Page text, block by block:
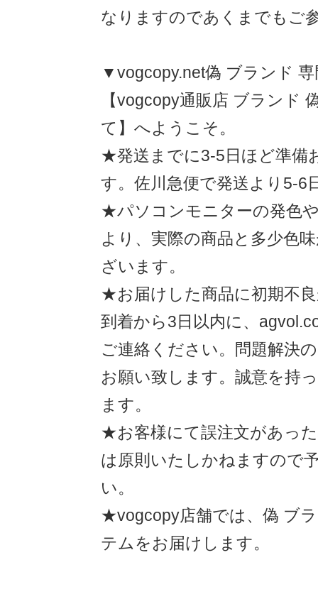
なりますのであくまでもご
▼vogcopy.net偽 ブランド
【vogcopy通販店 ブランド
て】へようこ
★発送までに3-5日ほど準備
す。佐川急便で発送より5-6
★パソコンモニターの発色
より、実際の商品と多少色
ざいます。
★お届けした商品に初期不
到着から3日以内に、
ご連絡ください。問題解決
お願い致します。誠意を持
ます。
★お客様にて誤注文があっ
は原則いたしかねますので
い。
★vogcopy店舗では、偽 ブ
テムをお届けします。